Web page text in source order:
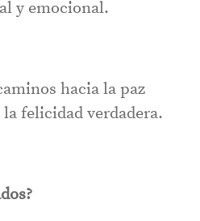
y emocional.
hacia la paz
felicidad verdadera.